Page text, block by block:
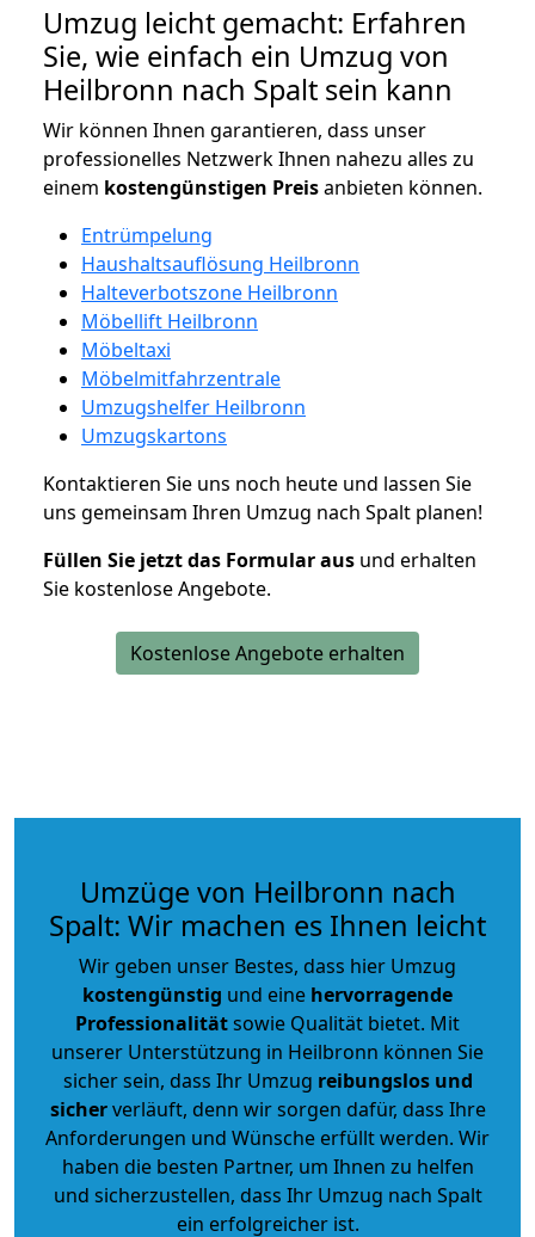
Umzug leicht gemacht: Erfahren
Sie, wie einfach ein Umzug von
Heilbronn nach Spalt sein kann
Wir können Ihnen garantieren, dass unser
professionelles Netzwerk Ihnen nahezu alles zu
einem kostengünstigen Preisanbieten können.
Entrümpelung
Haushaltsauflösung Heilbronn
Halteverbotszone Heilbronn
Möbellift Heilbronn
Möbeltaxi
Möbelmitfahrzentrale
Umzugshelfer Heilbronn
Umzugskartons
Kontaktieren Sie uns noch heute und lassen Sie
uns gemeinsam Ihren Umzug nach Spalt planen!
Füllen Sie jetzt das Formular aus und erhalten
Sie kostenlose Angebote.
Kostenlose Angebote erhalten
Umzüge von Heilbronn nach
Spalt: Wir machen es Ihnen leicht
Wir geben unser Bestes, dass hier Umzug
kostengünstig und eine hervorragende
Professionalitätsowie Qualität bietet. Mit
unserer Unterstützung in Heilbronn können Sie
sicher sein, dass Ihr Umzug reibungslos und
sicherverläuft, denn wir sorgen dafür, dass Ihre
Anforderungen und Wünsche erfüllt werden. Wir
haben die besten Partner, um Ihnen zu helfen
und sicherzustellen, dass Ihr Umzug nach Spalt
ein erfolgreicher ist.